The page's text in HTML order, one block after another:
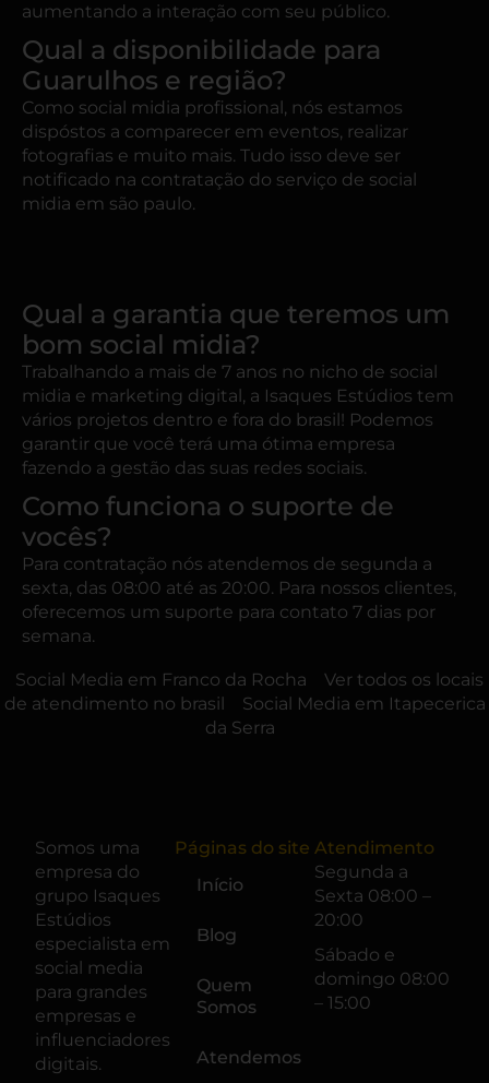
aumentando a interação com seu público.
Qual a disponibilidade para
Guarulhos e região?
Como social midia profissional, nós estamos
dispóstos a comparecer em eventos, realizar
fotografias e muito mais. Tudo isso deve ser
notificado na contratação do serviço de social
midia em são paulo.
Qual a garantia que teremos um
bom social midia?
Trabalhando a mais de 7 anos no nicho de social
midia e marketing digital, a Isaques Estúdios tem
vários projetos dentro e fora do brasil! Podemos
garantir que você terá uma ótima empresa
fazendo a gestão das suas redes sociais.
Como funciona o suporte de
vocês?
Para contratação nós atendemos de segunda a
sexta, das 08:00 até as 20:00. Para nossos clientes,
oferecemos um suporte para contato 7 dias por
semana.
Social Media em Franco da Rocha
Ver todos os locais
de atendimento no brasil
Social Media em Itapecerica
da Serra
Somos uma
empresa do
grupo Isaques
Estúdios
especialista em
social media
para grandes
empresas e
influenciadores
digitais.
Páginas do site
Início
Blog
Quem
Somos
Atendemos
Atendimento
Segunda a
Sexta 08:00 –
20:00
Sábado e
domingo 08:00
– 15:00